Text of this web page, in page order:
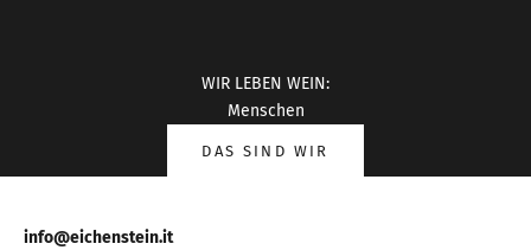
WIR LEBEN WEIN:
Menschen
DAS SIND WIR
info@eichenstein.it